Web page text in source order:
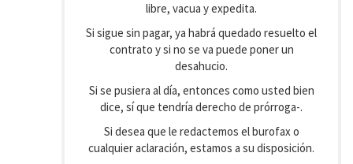
libre, vacua y expedita.
Si sigue sin pagar, ya habrá quedado resuelto el
contrato y si no se va puede poner un
desahucio.
Si se pusiera al día, entonces como usted bien
dice, sí que tendría derecho de prórroga-.
Si desea que le redactemos el burofax o
cualquier aclaración, estamos a su disposición.